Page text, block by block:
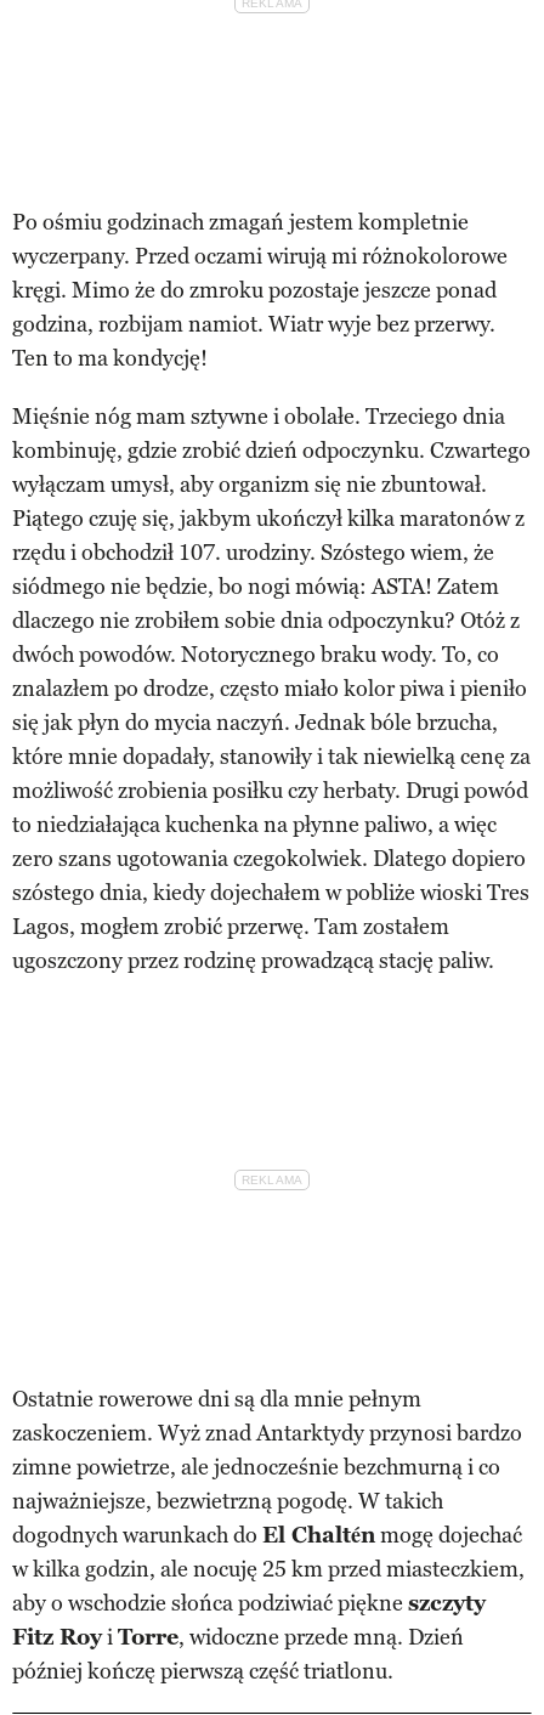
Po ośmiu godzinach zmagań jestem kompletnie
wyczerpany. Przed oczami wirują mi różnokolorowe
kręgi. Mimo że do zmroku pozostaje jeszcze ponad
godzina, rozbijam namiot. Wiatr wyje bez przerwy.
Ten to ma kondycję!
Mięśnie nóg mam sztywne i obolałe. Trzeciego dnia
kombinuję, gdzie zrobić dzień odpoczynku. Czwartego
wyłączam umysł, aby organizm się nie zbuntował.
Piątego czuję się, jakbym ukończył kilka maratonów z
rzędu i obchodził 107. urodziny. Szóstego wiem, że
siódmego nie będzie, bo nogi mówią: ASTA! Zatem
dlaczego nie zrobiłem sobie dnia odpoczynku? Otóż z
dwóch powodów. Notorycznego braku wody. To, co
znalazłem po drodze, często miało kolor piwa i pieniło
się jak płyn do mycia naczyń. Jednak bóle brzucha,
które mnie dopadały, stanowiły i tak niewielką cenę za
możliwość zrobienia posiłku czy herbaty. Drugi powód
to niedziałająca kuchenka na płynne paliwo, a więc
zero szans ugotowania czegokolwiek. Dlatego dopiero
szóstego dnia, kiedy dojechałem w pobliże wioski Tres
Lagos, mogłem zrobić przerwę. Tam zostałem
ugoszczony przez rodzinę prowadzącą stację paliw.
Ostatnie rowerowe dni są dla mnie pełnym
zaskoczeniem. Wyż znad Antarktydy przynosi bardzo
zimne powietrze, ale jednocześnie bezchmurną i co
najważniejsze, bezwietrzną pogodę. W takich
dogodnych warunkach do El Chalténmogę dojechać
w kilka godzin, ale nocuję 25 km przed miasteczkiem,
aby o wschodzie słońca podziwiać piękne szczyty
Fitz RoyiTorre, widoczne przede mną. Dzień
później kończę pierwszą część triatlonu.